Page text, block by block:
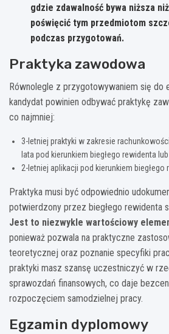
gdzie zdawalność bywa niższa
poświęcić tym przedmiotom
podczas przygotowań.
Praktyka zawodowa
Równolegle z przygotowywaniem się do
kandydat powinien odbywać praktykę
co najmniej:
3-letniej praktyki w zakresie
lata pod kierunkiem biegłego rewidenta lub
2-letniej aplikacji pod kierunkiem biegłego
Praktyka musi być odpowiednio
potwierdzony przez biegłego rewidenta
Jest to niezwykle wartościowy
ponieważ pozwala na praktyczne
teoretycznej oraz poznanie specyfiki
praktyki masz szansę uczestniczyć w
sprawozdań finansowych, co daje
rozpoczęciem samodzielnej pracy.
Egzamin dyplomowy